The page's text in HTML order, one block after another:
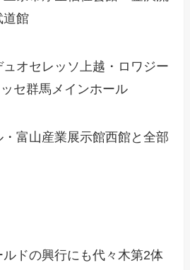
道館
オセレッソ上越・ロワジー
セ群馬メインホール
富山産業展示館西館と全部
ドの興行にも代々木第2体